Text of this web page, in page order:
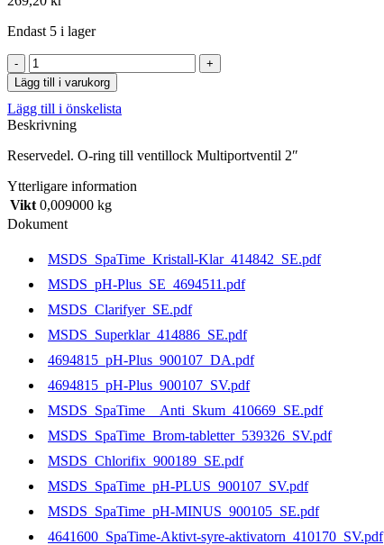
Endast 5 i lager
O-
ring
till
ventillock
Multiportventil
mängd
Lägg till i varukorg
Lägg till i önskelista
Beskrivning
Reservedel. O-ring till ventillock Multiportventil 2″
Ytterligare information
Vikt 0,009000 kg
Dokument
MSDS_SpaTime_Kristall-Klar_414842_SE.pdf
MSDS_pH-Plus_SE_4694511.pdf
MSDS_Clarifyer_SE.pdf
MSDS_Superklar_414886_SE.pdf
4694815_pH-Plus_900107_DA.pdf
4694815_pH-Plus_900107_SV.pdf
MSDS_SpaTime__Anti_Skum_410669_SE.pdf
MSDS_SpaTime_Brom-tabletter_539326_SV.pdf
MSDS_Chlorifix_900189_SE.pdf
MSDS_SpaTime_pH-PLUS_900107_SV.pdf
MSDS_SpaTime_pH-MINUS_900105_SE.pdf
4641600_SpaTime-Aktivt-syre-aktivatorn_410170_SV.pdf